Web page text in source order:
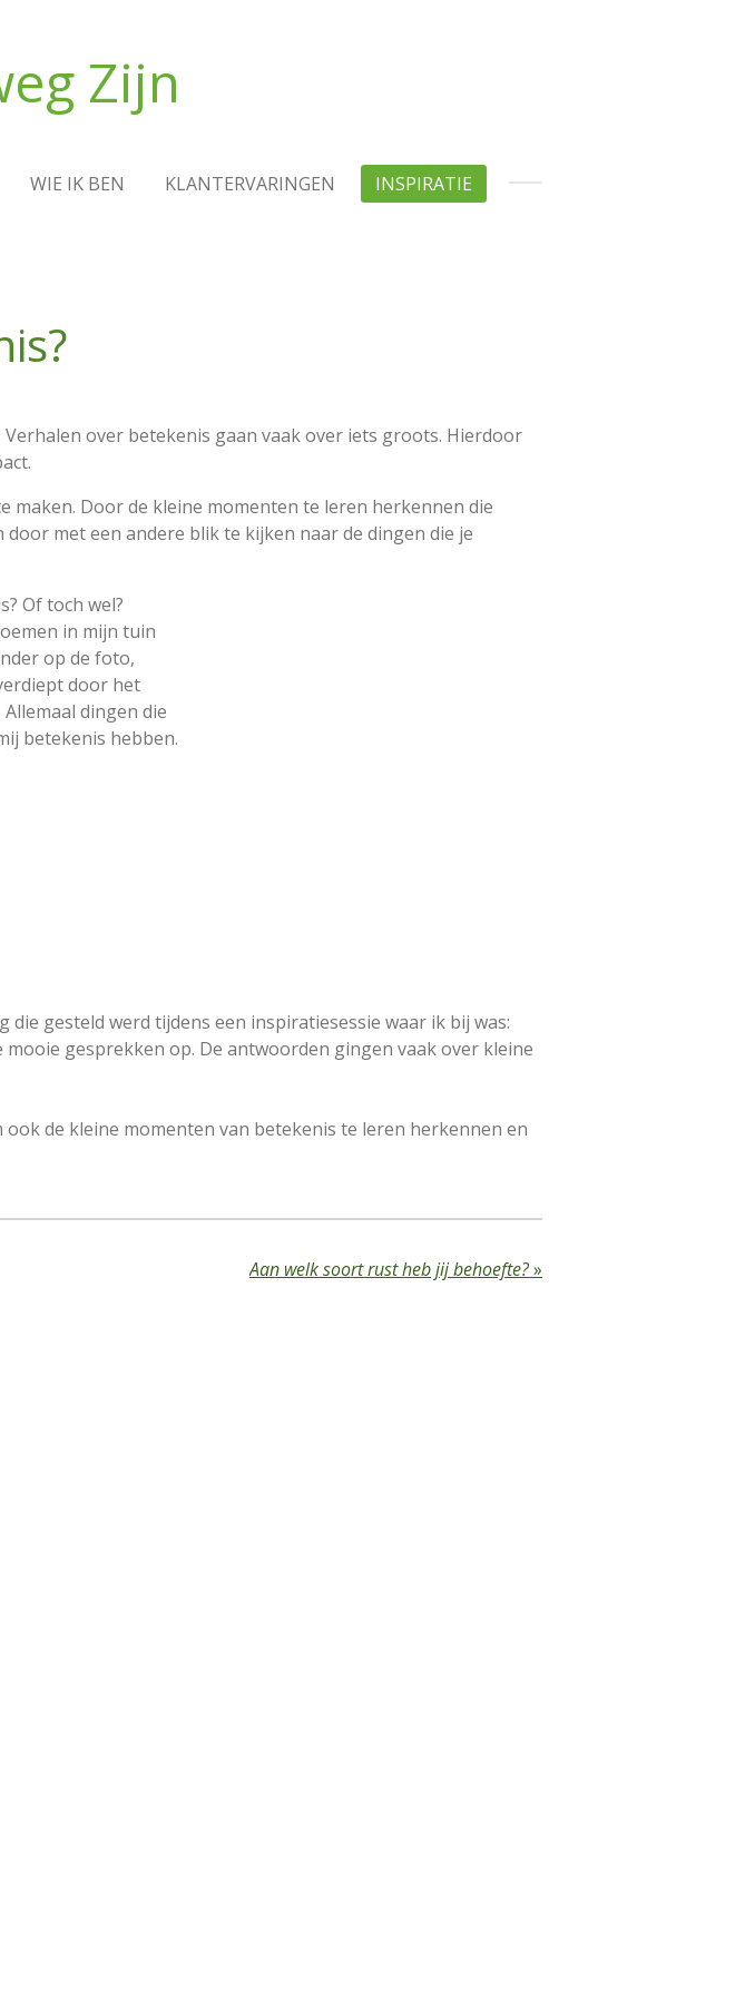
Zijn
WIE IK BEN KLANTERVARINGEN INSPIRATIE
Verhalen over betekenis gaan vaak over iets groots. Hierdoor
Door de kleine momenten te leren herkennen die
met een andere blik te kijken naar de dingen die je
Of toch wel?
in mijn tuin
op de foto,
door het
dingen die
betekenis hebben.
gesteld werd tijdens een inspiratiesessie waar ik bij was:
gesprekken op. De antwoorden gingen vaak over kleine
de kleine momenten van betekenis te leren herkennen en
Aan welk soort rust heb jij behoefte?»